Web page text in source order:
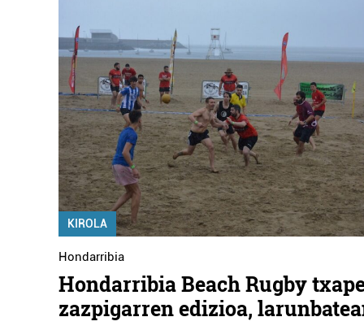
KIROLA
Hondarribia
Hondarribia Beach Rugby
zazpigarren edizioa,